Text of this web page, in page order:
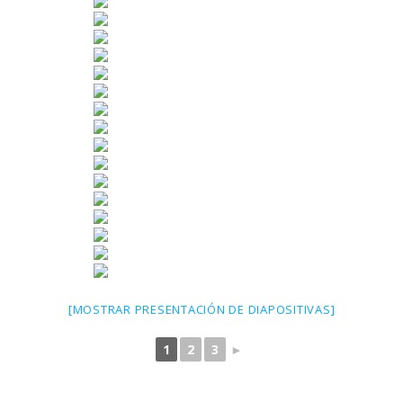
[MOSTRAR PRESENTACIÓN DE DIAPOSITIVAS]
1 2 3 ►